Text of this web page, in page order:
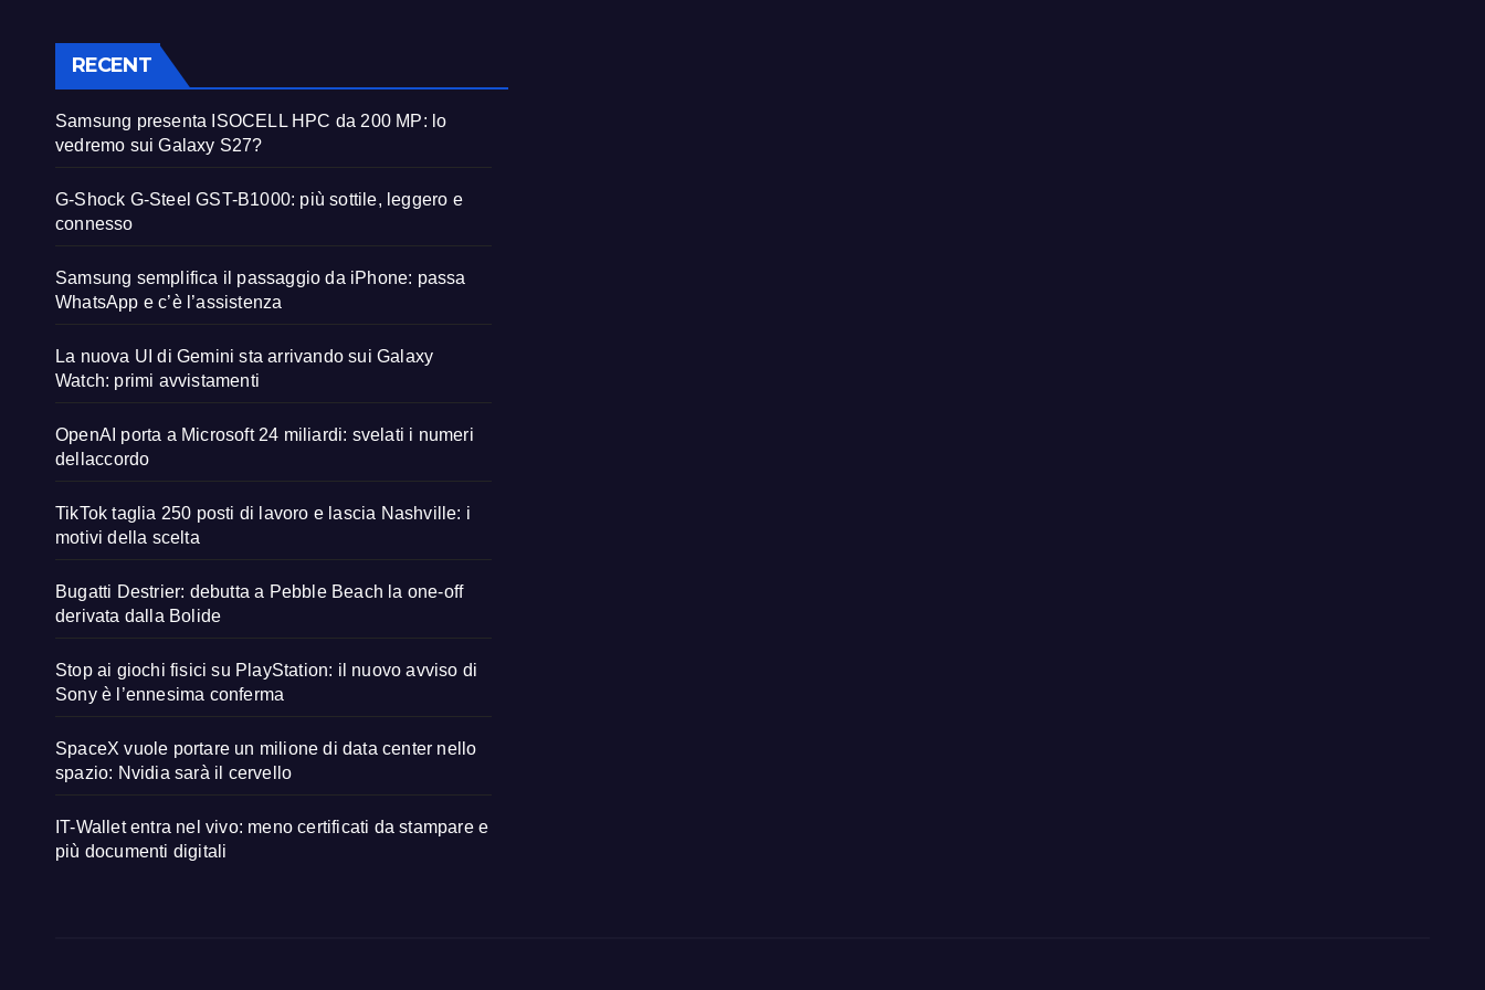
RECENT
Samsung presenta ISOCELL HPC da 200 MP: lo
vedremo sui Galaxy S27?
G-Shock G-Steel GST-B1000: più sottile, leggero e
connesso
Samsung semplifica il passaggio da iPhone: passa
WhatsApp e c’è l’assistenza
La nuova UI di Gemini sta arrivando sui Galaxy
Watch: primi avvistamenti
OpenAI porta a Microsoft 24 miliardi: svelati i numeri
dellaccordo
TikTok taglia 250 posti di lavoro e lascia Nashville: i
motivi della scelta
Bugatti Destrier: debutta a Pebble Beach la one-off
derivata dalla Bolide
Stop ai giochi fisici su PlayStation: il nuovo avviso di
Sony è l’ennesima conferma
SpaceX vuole portare un milione di data center nello
spazio: Nvidia sarà il cervello
IT-Wallet entra nel vivo: meno certificati da stampare e
più documenti digitali